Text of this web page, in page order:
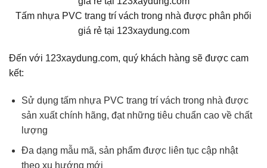
Tấm nhựa PVC trang trí vách trong nhà được phân phối
giá rẻ tại 123xaydung.com
Đến với 123xaydung.com, quý khách hàng sẽ được cam
kết:
Sử dụng tấm nhựa PVC trang trí vách trong nhà được
sản xuất chính hãng, đạt những tiêu chuẩn cao về chất
lượng
Đa dạng mẫu mã, sản phẩm được liên tục cập nhật
theo xu hướng mới